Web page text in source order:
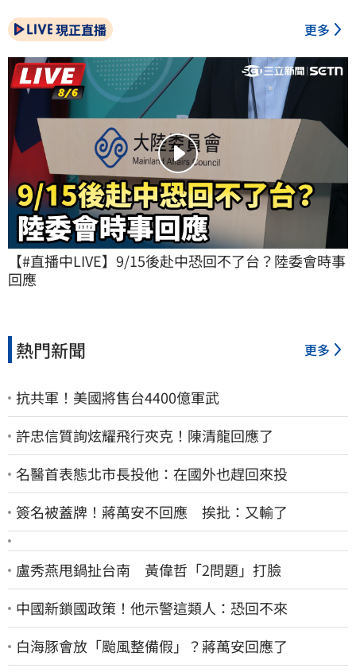
現正直播 更多
【#直播中LIVE】9/15後赴中恐回不了台？陸委會時事
回應
熱門新聞 更多
抗共軍！美國將售台4400億軍武
許忠信質詢炫耀飛行夾克！陳清龍回應了
名醫首表態北市長投他：在國外也趕回來投
簽名被蓋牌！蔣萬安不回應 挨批：又輸了
盧秀燕甩鍋扯台南 黃偉哲「2問題」打臉
中國新鎖國政策！他示警這類人：恐回不來
白海豚會放「颱風整備假」？蔣萬安回應了